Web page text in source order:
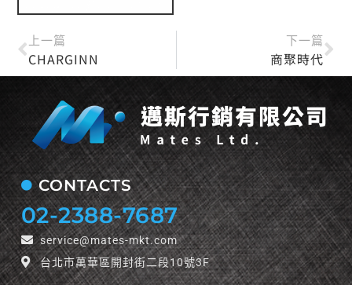
上一篇
CHARGINN
下一篇
商聚時代
CONTACTS
02-2388-7687
service@mates-mkt.com
台北市萬華區開封街二段10號3F